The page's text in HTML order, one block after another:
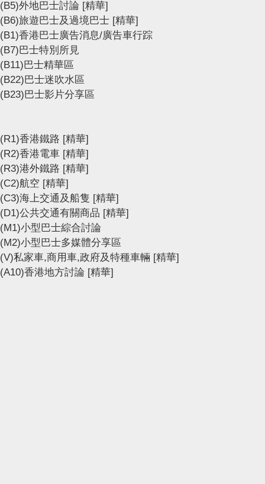
(B5)外地巴士討論 [精華]
(B6)旅遊巴士及過境巴士 [精華]
(B1)香港巴士廣告消息/廣告車行踪
(B7)巴士特別所見
(B11)巴士精華區
(B22)巴士迷吹水區
(B23)巴士影片分享區
(R1)香港鐵路 [精華]
(R2)香港電車 [精華]
(R3)港外鐵路 [精華]
(C2)航空 [精華]
(C3)海上交通及船隻 [精華]
(D1)公共交通有關商品 [精華]
(M1)小型巴士綜合討論
(M2)小型巴士多媒體分享區
(V)私家車,商用車,政府及特種車輛 [精華]
(A10)香港地方討論 [精華]